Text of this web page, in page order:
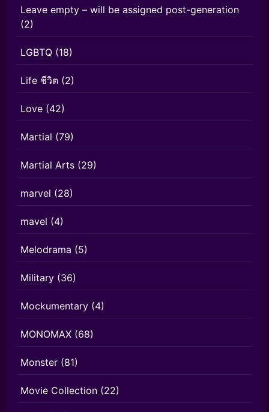
Leave empty – will be assigned post-generation
(2)
LGBTQ (18)
Life ชีวิต (2)
Love (42)
Martial (79)
Martial Arts (29)
marvel (28)
mavel (4)
Melodrama (5)
Military (36)
Mockumentary (4)
MONOMAX (68)
Monster (81)
Movie Collection (22)